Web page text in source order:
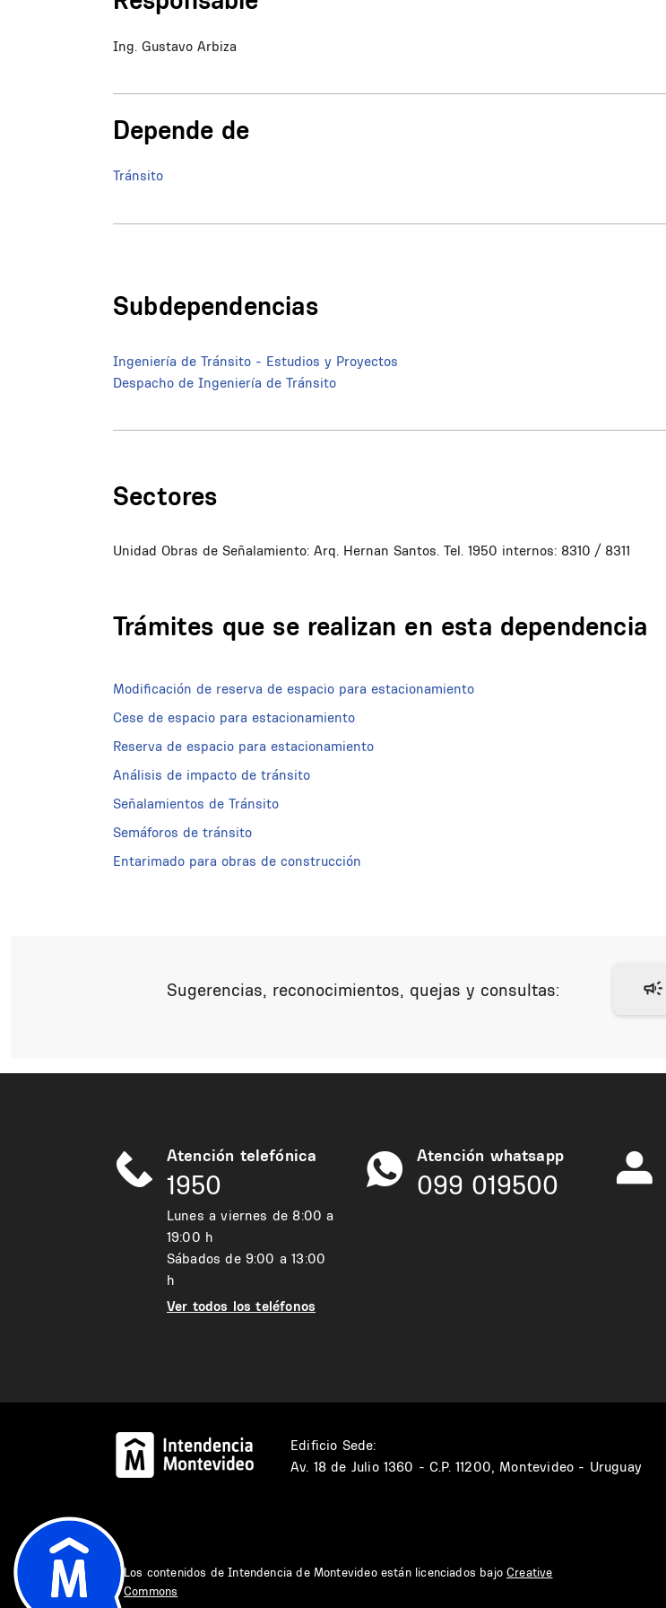
Ing. Gustavo Arbiza
Depende de
Tránsito
Subdependencias
Ingeniería de Tránsito - Estudios y Proyectos
Despacho de Ingeniería de Tránsito
Sectores
Unidad Obras de Señalamiento: Arq. Hernan Santos. Tel. 1950 internos: 8310 / 8311
Trámites que se realizan en esta dependencia
Modificación de reserva de espacio para estacionamiento
Cese de espacio para estacionamiento
Reserva de espacio para estacionamiento
Análisis de impacto de tránsito
Señalamientos de Tránsito
Semáforos de tránsito
Entarimado para obras de construcción
Sugerencias, reconocimientos, quejas y consultas:
Atención telefónica
1950
Lunes a viernes de 8:00 a
19:00 h
Sábados de 9:00 a 13:00
h
Ver todos los teléfonos
Atención whatsapp
099 019500
Edificio Sede:
Av. 18 de Julio 1360 - C.P. 11200, Montevideo - Uruguay
Los contenidos de Intendencia de Montevideo están licenciados bajoCreative
Commons